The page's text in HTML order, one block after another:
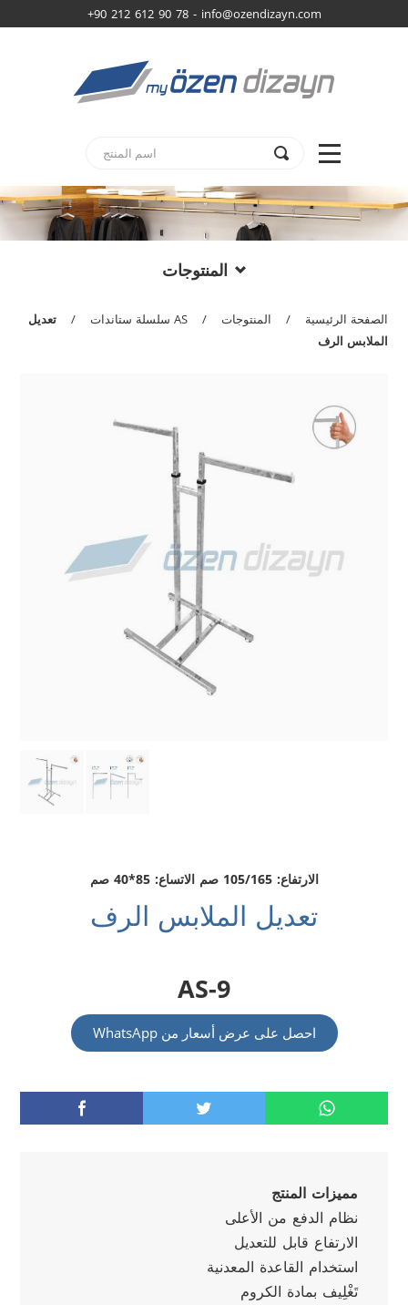
+90 212 612 90 78 - info@ozendizayn.com
المنتوجات
الصفحة الرئيسية / المنتوجات / AS سلسلة ستاندات /
تعديل
الملابس الرف
الارتفاع: 105/165 صم الاتساع: 85*40 صم
تعديل الملابس الرف
AS-9
احصل على عرض أسعار من WhatsApp
مميزات المنتج
نظام الدفع من الأعلى
الارتفاع قابل للتعديل
استخدام القاعدة المعدنية
تَغْلِيف بمادة الكروم